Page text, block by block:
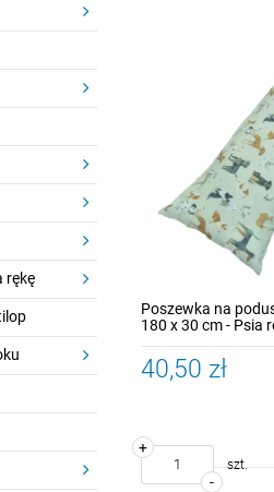
rękę
Poszewka na
180 x 30 cm - Psia
40,50 zł
-
+
szt.